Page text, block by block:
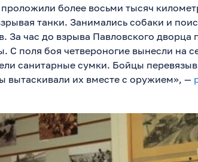
более восьми тысяч
танки. Занимались собаки и
За час до взрыва Павловского
С поля боя четвероногие вынесли на
санитарные сумки. Бойцы
вытаскивали их вместе с оружием», —